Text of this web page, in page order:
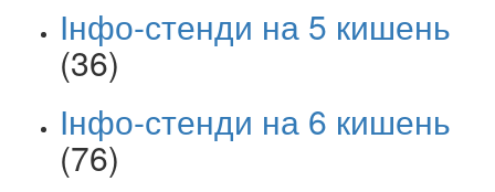
Інфо-стенди на 5 кишень
(36)
Інфо-стенди на 6 кишень
(76)